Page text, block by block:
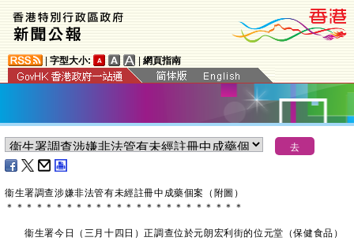
字型大小: 網頁指南
衞生署調查涉嫌非法管有未經註冊中成藥個案（附圖）
＊ ＊ ＊ ＊ ＊ ＊ ＊ ＊ ＊ ＊ ＊ ＊ ＊ ＊ ＊ ＊ ＊ ＊ ＊ ＊ ＊ ＊ ＊ ＊
衞生署今日（三月十四日）正調查位於元朗宏利街的位元堂（保健食品）